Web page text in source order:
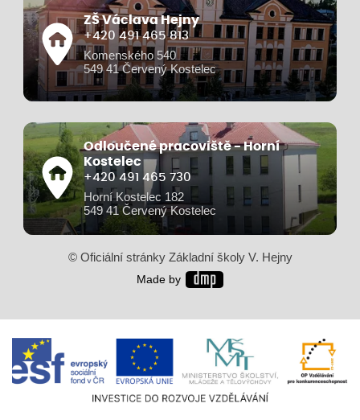
ZŠ Václava Hejny
+420 491 465 813
Komenského 540
549 41 Červený Kostelec
Odloučené pracoviště - Horní
Kostelec
+420 491 465 730
Horní Kostelec 182
549 41 Červený Kostelec
© Oficiální stránky Základní školy V. Hejny
Made by